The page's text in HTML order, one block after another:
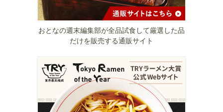
おとなの週末編集部が全品試食して厳選した品
だけを販売する通販サイト